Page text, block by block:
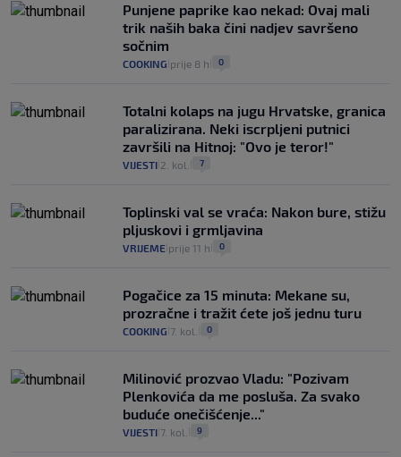
Punjene paprike kao nekad: Ovaj mali
trik naših baka čini nadjev savršeno
sočnim
COOKING prije 8 h 0
Totalni kolaps na jugu Hrvatske, granica
paralizirana. Neki iscrpljeni putnici
završili na Hitnoj: "Ovo je teror!"
VIJESTI 2. kol. 7
Toplinski val se vraća: Nakon bure, stižu
pljuskovi i grmljavina
VRIJEME prije 11 h 0
Pogačice za 15 minuta: Mekane su,
prozračne i tražit ćete još jednu turu
COOKING 7. kol. 0
Milinović prozvao Vladu: "Pozivam
Plenkovića da me posluša. Za svako
buduće onečišćenje..."
VIJESTI 7. kol. 9